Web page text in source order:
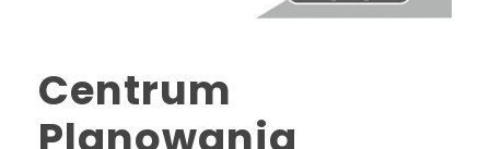
Centrum